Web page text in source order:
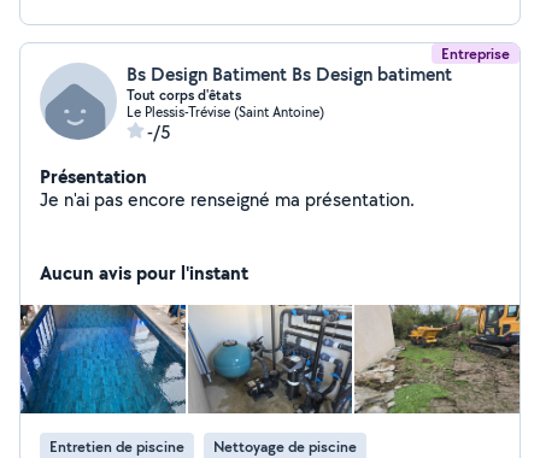
Entreprise
Bs Design Batiment Bs Design batiment
Tout corps d'êtats
Le Plessis-Trévise (Saint Antoine)
-/5
Présentation
Je n'ai pas encore renseigné ma présentation.
Aucun avis pour l'instant
Entretien de piscine Nettoyage de piscine